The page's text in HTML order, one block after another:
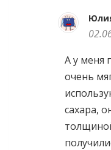
А у меня
очень
сахара,